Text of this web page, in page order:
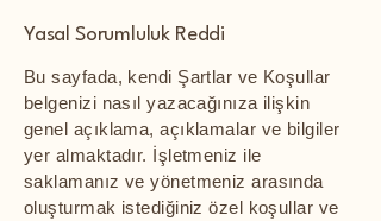
Yasal Sorumluluk Reddi
Bu sayfada, kendi Şartlar ve Koşullar
belgenizi nasıl yazacağınıza ilişkin
genel açıklama, açıklamalar ve bilgiler
yer almaktadır. İşletmeniz ile
saklamanız ve yönetmeniz arasında
oluşturmak istediğiniz özel koşullar ve